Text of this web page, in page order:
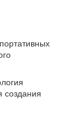
создания